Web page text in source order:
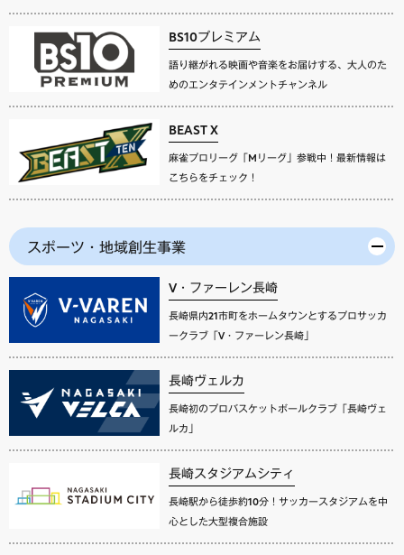
BS10プレミアム
語り継がれる映画や音楽をお届けする、大人のた
めのエンタテインメントチャンネル
BEAST X
麻雀プロリーグ「Mリーグ」参戦中！最新情報は
こちらをチェック！
スポーツ・地域創生事業
V・ファーレン長崎
長崎県内21市町をホームタウンとするプロサッカ
ークラブ「V・ファーレン長崎」
長崎ヴェルカ
長崎初のプロバスケットボールクラブ「長崎ヴェ
ルカ」
長崎スタジアムシティ
長崎駅から徒歩約10分！サッカースタジアムを中
心とした大型複合施設